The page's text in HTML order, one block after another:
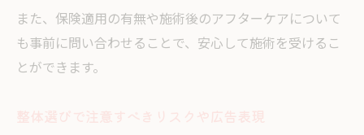
また、保険適用の有無や施術後のアフターケアについて
も事前に問い合わせることで、安心して施術を受けるこ
とができます。